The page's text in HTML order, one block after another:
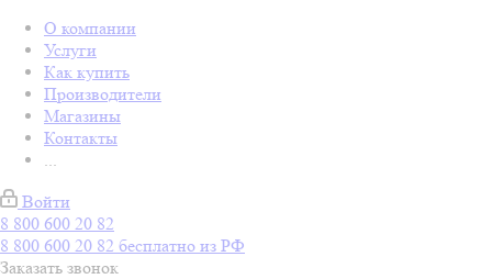
О компании
Услуги
Как купить
Производители
Магазины
Контакты
...
Войти
8 800 600 20 82
8 800 600 20 82 бесплатно из РФ
Заказать звонок